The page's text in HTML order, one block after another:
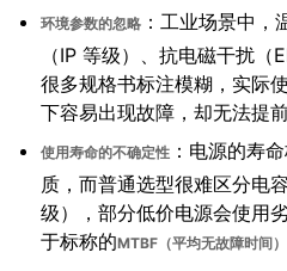
环境参数的忽略 ：工业场景中，
（IP 等级）、抗电磁干扰
很多规格书标注模糊，实际
下容易出现故障，却无法提前
使用寿命的不确定性 ：电源的寿
质，而普通选型很难区分电
级），部分低价电源会使用
于标称的MTBF（平均无故障时间）